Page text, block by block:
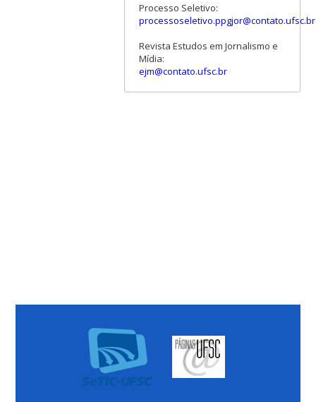
Processo Seletivo:
processoseletivo.ppgjor@contato.ufsc.br
Revista Estudos em Jornalismo e
Mídia:
ejm@contato.ufsc.br